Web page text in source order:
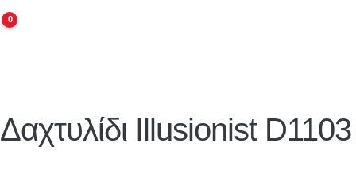
0
Δαχτυλίδι Illusionist D1103